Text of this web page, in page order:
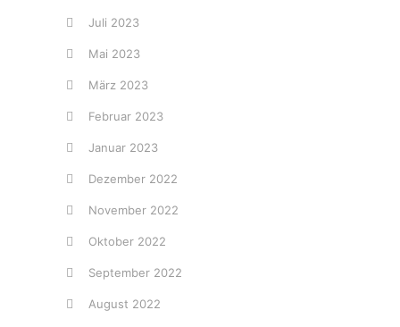
Juli 2023
Mai 2023
März 2023
Februar 2023
Januar 2023
Dezember 2022
November 2022
Oktober 2022
September 2022
August 2022